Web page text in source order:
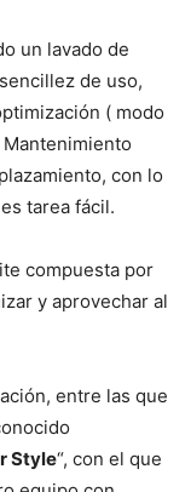
un lavado de
de uso,
( modo
con lo
tarea fácil.
compuesta por
y aprovechar al
entre las que
Style“, con el que